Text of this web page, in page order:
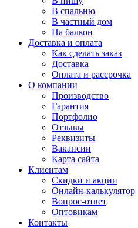
В спальню
В частный дом
На балкон
Доставка и оплата
Как сделать заказ
Доставка
Оплата и рассрочка
О компании
Производство
Гарантия
Портфолио
Отзывы
Реквизиты
Вакансии
Карта сайта
Клиентам
Скидки и акции
Онлайн-калькулятор
Вопрос-ответ
Оптовикам
Контакты